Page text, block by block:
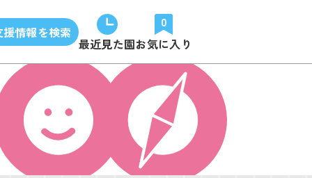
情報を検索
最近見た園
0
お気に入り